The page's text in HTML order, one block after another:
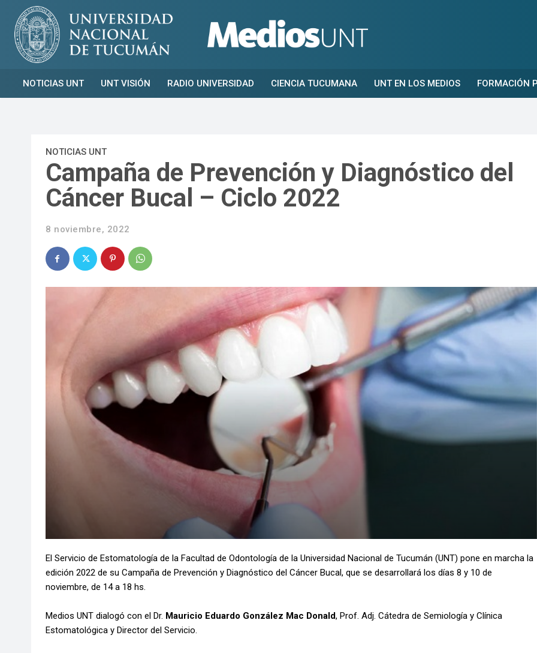
NOTICIAS UNT UNT VISIÓN RADIO UNIVERSIDAD CIENCIA TUCUMANA UNT EN LOS MEDIOS FORMACIÓN
NOTICIAS UNT
Campaña de Prevención y Diagnóstico del
Cáncer Bucal – Ciclo 2022
8 noviembre, 2022
El Servicio de Estomatología de la Facultad de Odontología de la Universidad Nacional de Tucumán (UNT) pone en marcha la
edición 2022 de su Campaña de Prevención y Diagnóstico del Cáncer Bucal, que se desarrollará los días 8 y 10 de
noviembre, de 14 a 18 hs.
Medios UNT dialogó con el Dr. Mauricio Eduardo González Mac Donald, Prof. Adj. Cátedra de Semiología y Clínica
Estomatológica y Director del Servicio.